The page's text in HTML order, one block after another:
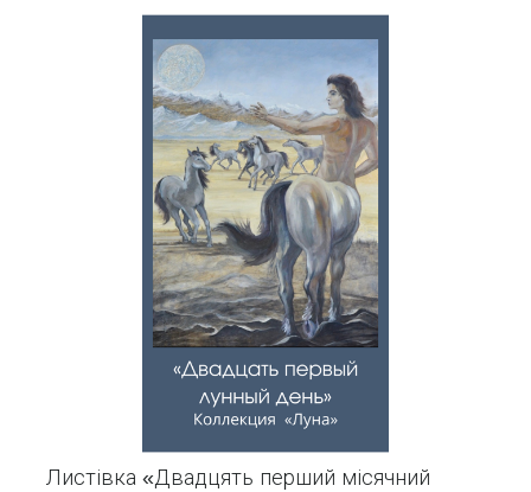
Листівка «Двадцять перший місячний